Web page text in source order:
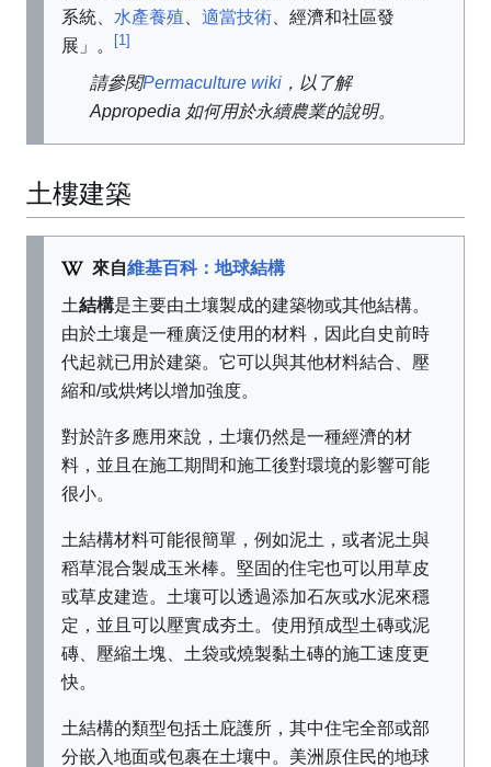
系統、 水產養殖、 適當技術、經濟和社區發
展」。
[1]
請參閱Permaculture wiki，以了解
Appropedia 如何用於永續農業的說明。
土樓建築
來自維基百科：地球結構
土結構是主要由土壤製成的建築物或其他結構。
由於土壤是一種廣泛使用的材料，因此自史前時
代起就已用於建築。它可以與其他材料結合、壓
縮和/或烘烤以增加強度。
對於許多應用來說，土壤仍然是一種經濟的材
料，並且在施工期間和施工後對環境的影響可能
很小。
土結構材料可能很簡單，例如泥土，或者泥土與
稻草混合製成玉米棒。堅固的住宅也可以用草皮
或草皮建造。土壤可以透過添加石灰或水泥來穩
定，並且可以壓實成夯土。使用預成型土磚或泥
磚、壓縮土塊、土袋或燒製黏土磚的施工速度更
快。
土結構的類型包括土庇護所，其中住宅全部或部
分嵌入地面或包裹在土壤中。美洲原住民的地球